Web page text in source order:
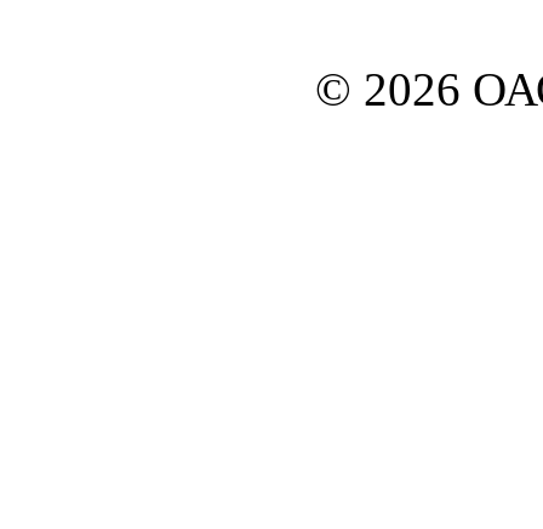
© 2026